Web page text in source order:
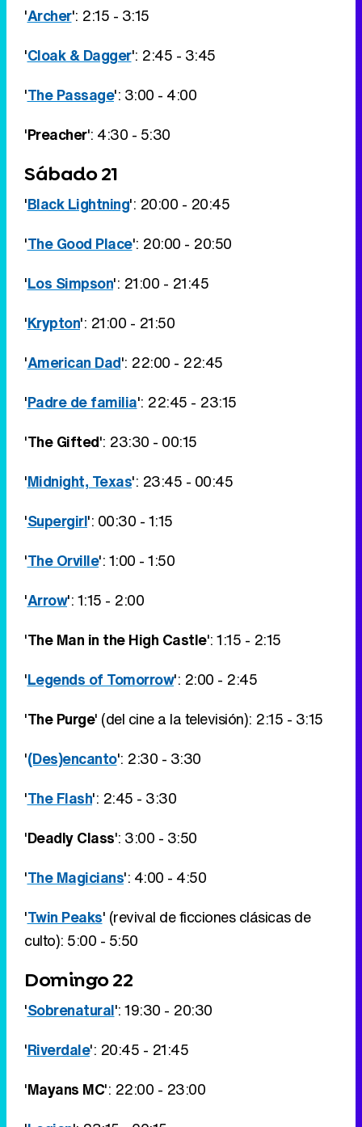
'Archer': 2:15 - 3:15
'Cloak & Dagger': 2:45 - 3:45
'The Passage': 3:00 - 4:00
'Preacher': 4:30 - 5:30
Sábado 21
'Black Lightning': 20:00 - 20:45
'The Good Place': 20:00 - 20:50
'Los Simpson': 21:00 - 21:45
'Krypton': 21:00 - 21:50
'American Dad': 22:00 - 22:45
'Padre de familia': 22:45 - 23:15
'The Gifted': 23:30 - 00:15
'Midnight, Texas': 23:45 - 00:45
'Supergirl': 00:30 - 1:15
'The Orville': 1:00 - 1:50
'Arrow': 1:15 - 2:00
'The Man in the High Castle': 1:15 - 2:15
'Legends of Tomorrow': 2:00 - 2:45
'The Purge' (del cine a la televisión): 2:15 - 3:15
'(Des)encanto': 2:30 - 3:30
'The Flash': 2:45 - 3:30
'Deadly Class': 3:00 - 3:50
'The Magicians': 4:00 - 4:50
'Twin Peaks' (revival de ficciones clásicas de
culto): 5:00 - 5:50
Domingo 22
'Sobrenatural': 19:30 - 20:30
'Riverdale': 20:45 - 21:45
'Mayans MC': 22:00 - 23:00